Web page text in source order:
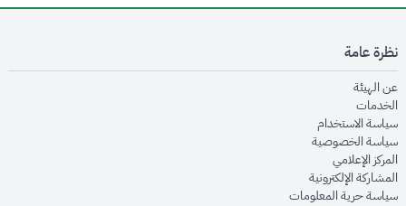
نظرة عامة
عن الهيئةopens in new window
الخدماتopens in new window
سياسة الاستخدام
سياسة الخصوصيةopens in new window
المركز الإعلاميopens in new window
المشاركة الإلكترونيةopens in new window
سياسة حرية المعلوماتopens in new window